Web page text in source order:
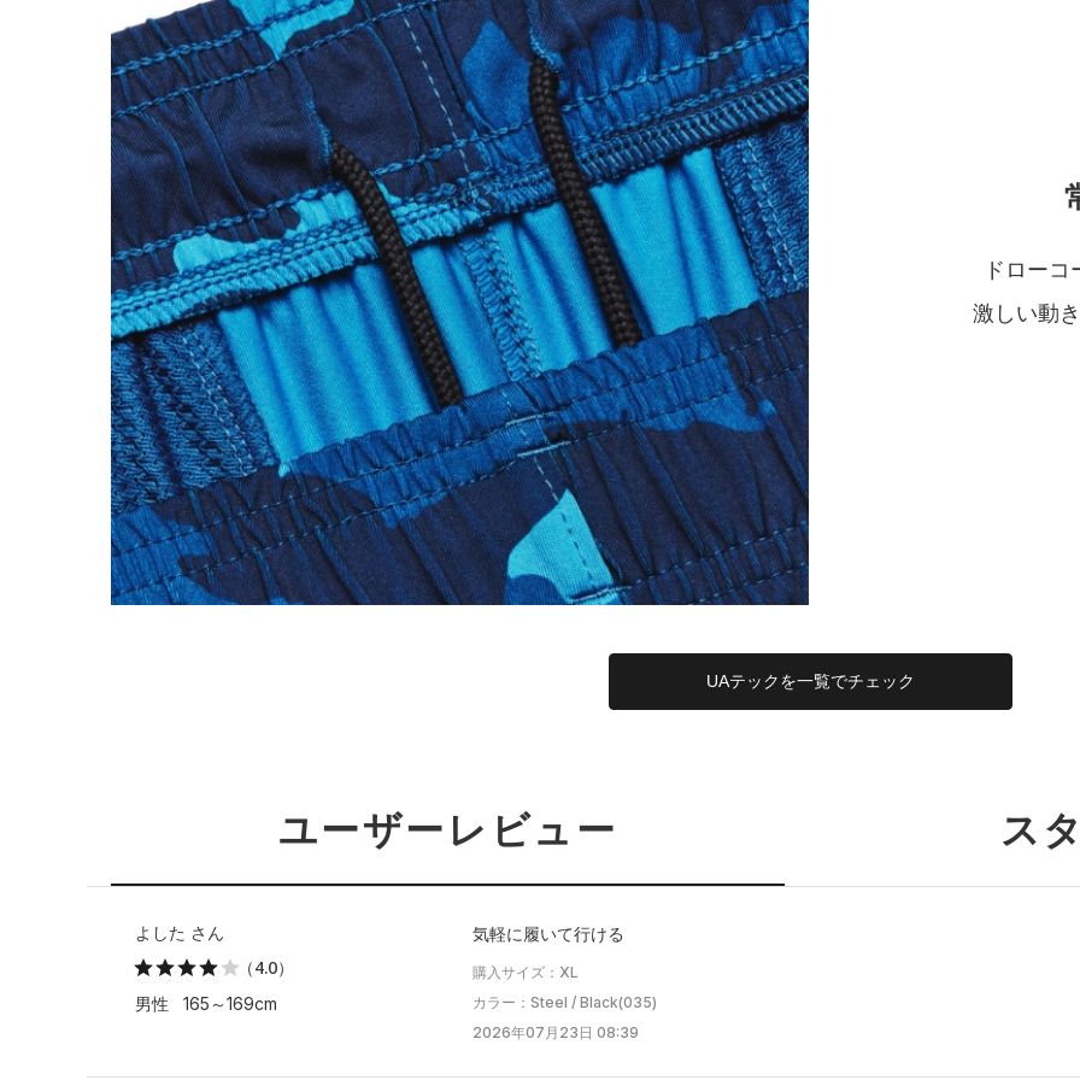
ドローコ
激しい動
UAテックを一覧でチェック
ユーザーレビュー ス
よした さん
（4.0）
男性 165～169cm
気軽に履いて行ける
購入サイズ：XL
カラー：Steel / Black(035)
2026年07月23日 08:39